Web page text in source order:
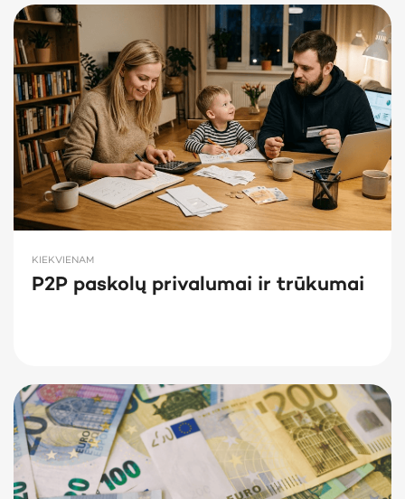
KIEKVIENAM
P2P paskolų privalumai ir trūkumai